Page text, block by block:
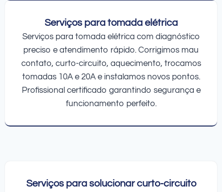
Serviços para tomada elétrica
Serviços para tomada elétrica com diagnóstico
preciso e atendimento rápido. Corrigimos mau
contato, curto-circuito, aquecimento, trocamos
tomadas 10A e 20A e instalamos novos pontos.
Profissional certificado garantindo segurança e
funcionamento perfeito.
Serviços para solucionar curto-circuito